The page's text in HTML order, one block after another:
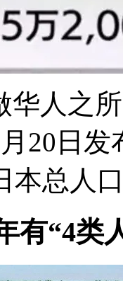
华人之
20日
本总人
有“4类